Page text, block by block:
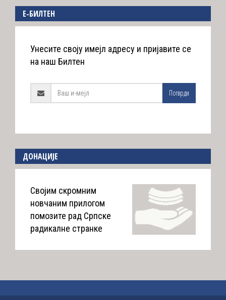
E-БИЛТЕН
Унесите своју имејл адресу и пријавите се
на наш Билтен
Потврди
ДОНАЦИЈЕ
Својим скромним
новчаним прилогом
помозите рад Српске
радикалне странке